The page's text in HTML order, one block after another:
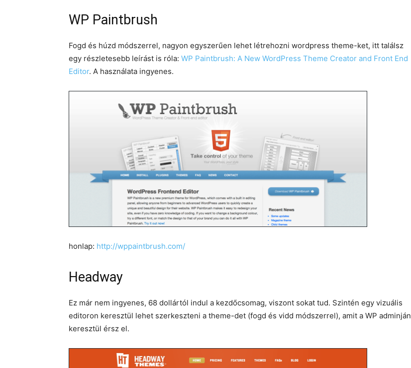
WP Paintbrush
Fogd és húzd módszerrel, nagyon egyszerűen lehet létrehozni wordpress theme-ket, itt találsz
egy részletesebb leírást is róla: WP Paintbrush: A New WordPress Theme Creator and Front End
Editor. A használata ingyenes.
honlap: http://wppaintbrush.com/
Headway
Ez már nem ingyenes, 68 dollártól indul a kezdőcsomag, viszont sokat tud. Szintén egy vizuális
editoron keresztül lehet szerkeszteni a theme-det (fogd és vidd módszerrel), amit a WP adminján
keresztül érsz el.